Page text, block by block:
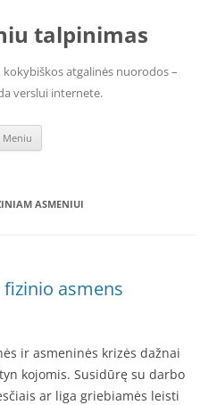
talpinimas
atgalinės nuorodos –
verslui internete.
Meniu
ASMENIUI
asmens
ir asmeninės krizės dažnai
kojomis. Susidūrę su darbo
ar liga griebiamės leisti